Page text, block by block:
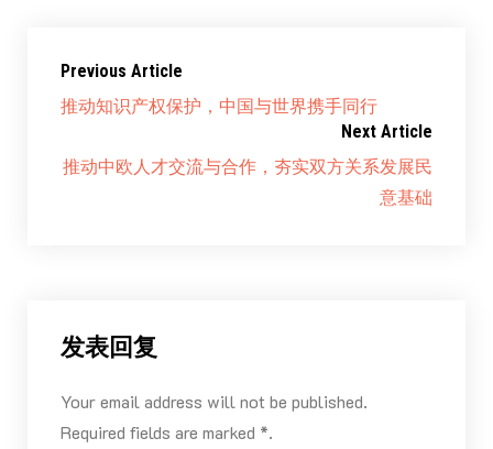
Previous Article
推动知识产权保护，中国与世界携手同行
Next Article
推动中欧人才交流与合作，夯实双方关系发展民
意基础
发表回复
Your email address will not be published.
Required fields are marked *.